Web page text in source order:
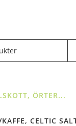
ÖRTER...
CELTIC